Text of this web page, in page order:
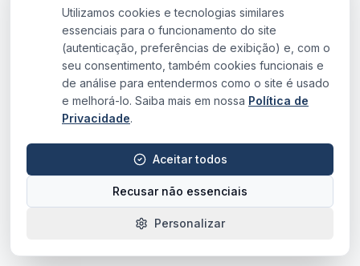
Utilizamos cookies e tecnologias similares
essenciais para o funcionamento do site
(autenticação, preferências de exibição) e, com o
seu consentimento, também cookies funcionais e
de análise para entendermos como o site é usado
e melhorá-lo. Saiba mais em nossa Política de
Privacidade.
Personalizar
Recusar não essenciais
Aceitar todos